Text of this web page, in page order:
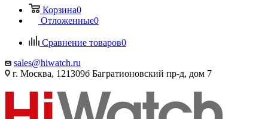
Корзина0
Отложенные0
Сравнение товаров0
sales@hiwatch.ru
г. Москва, 121309б Багратионовский пр-д, дом 7